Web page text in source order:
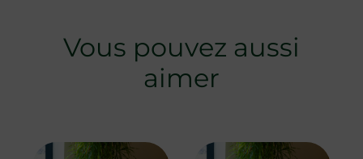
Vous pouvez aussi
aimer